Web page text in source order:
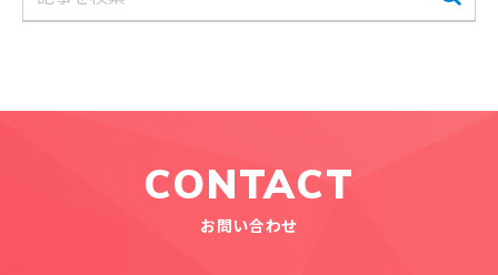
CONTACT
お問い合わせ